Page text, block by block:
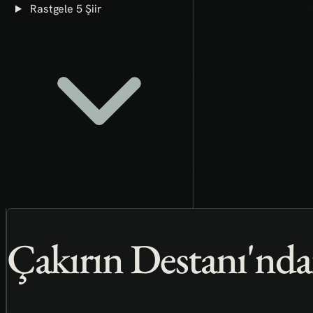
Rastgele 5 Şiir
Çakırın